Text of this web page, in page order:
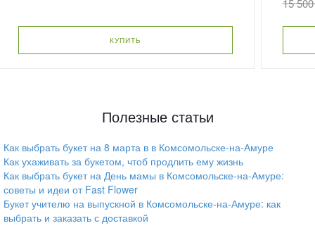
КУПИТЬ
15
Полезные статьи
Как выбрать букет на 8 марта в в Комсомольске-на-Амуре
Как ухаживать за букетом, чтоб продлить ему жизнь
Как выбрать букет на День мамы в Комсомольске-на-Амуре:
советы и идеи от Fast Flower
Букет учителю на выпускной в Комсомольске-на-Амуре: как
выбрать и заказать с доставкой